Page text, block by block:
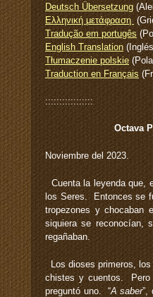
Deutsch Übersetzung
Ελληνική μετάφραση
Tradução em portugês
English Translation
Tłumaczenie polskie
Traduction en Français
:::::::::::::::::
Octava
Noviembre del 2023.
Cuenta la leyenda que,
los Seres. Entonces se
tropezones y
siquiera se reconocían,
regañaban.
Los dioses primeros,
chistes y cuentos.
preguntó uno. “A saber”,